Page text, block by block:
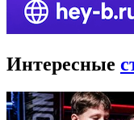
Интересные